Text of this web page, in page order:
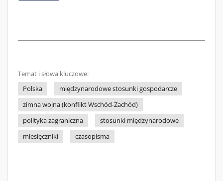
Temat i słowa kluczowe:
Polska
międzynarodowe stosunki gospodarcze
zimna wojna (konflikt Wschód-Zachód)
polityka zagraniczna
stosunki międzynarodowe
miesięczniki
czasopisma